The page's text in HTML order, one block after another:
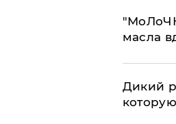
масла
Дикий